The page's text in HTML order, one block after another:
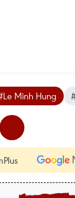
Minh Hung